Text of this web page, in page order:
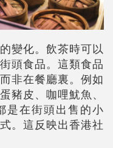
變化。飲茶時可以
頭食品。這類食品
非在餐廳裏。例如
豬皮、咖哩魷魚、
是在街頭出售的小
。這反映出香港社